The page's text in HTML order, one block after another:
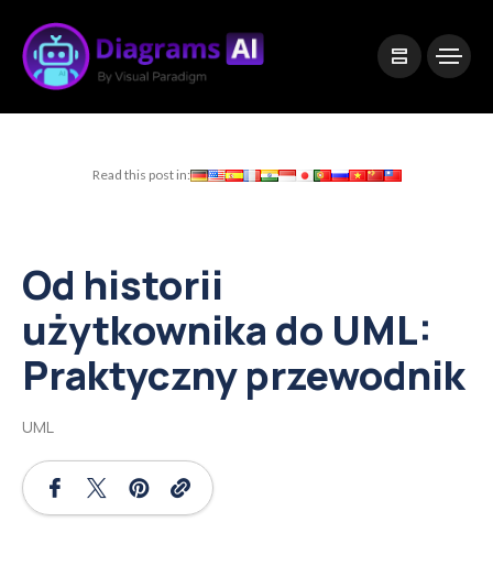
Read this post in:
Od historii
użytkownika do UML:
Praktyczny przewodnik
UML